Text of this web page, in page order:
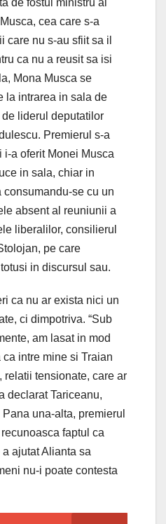
cea care s-a
care nu s-au sfiit sa il
ca nu a reusit sa isi
Mona Musca se
la intrarea in sala de
liderul deputatilor
Premierul s-a
a oferit Monei Musca
in sala, chiar in
se cu un
absent al reuniunii a
liberalilor, consilierul
pe care
in discursul sau.
ca nu ar exista nici un
ci dimpotriva. “Sub
am lasat in mod
intre mine si Traian
relatii tensionate, care ar
declarat Tariceanu,
una-alta, premierul
faptul ca
ajutat Alianta sa
nu-i poate contesta